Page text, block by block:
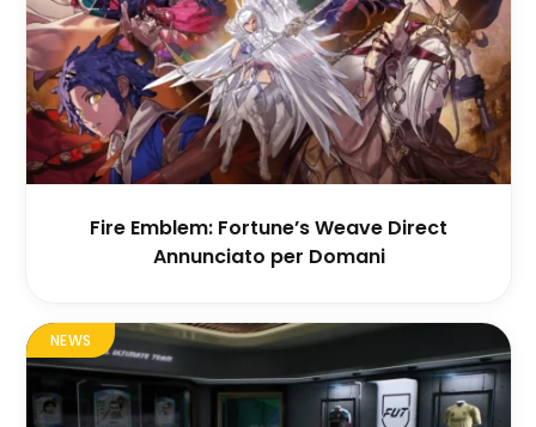
Fire Emblem: Fortune’s Weave Direct
Annunciato per Domani
NEWS